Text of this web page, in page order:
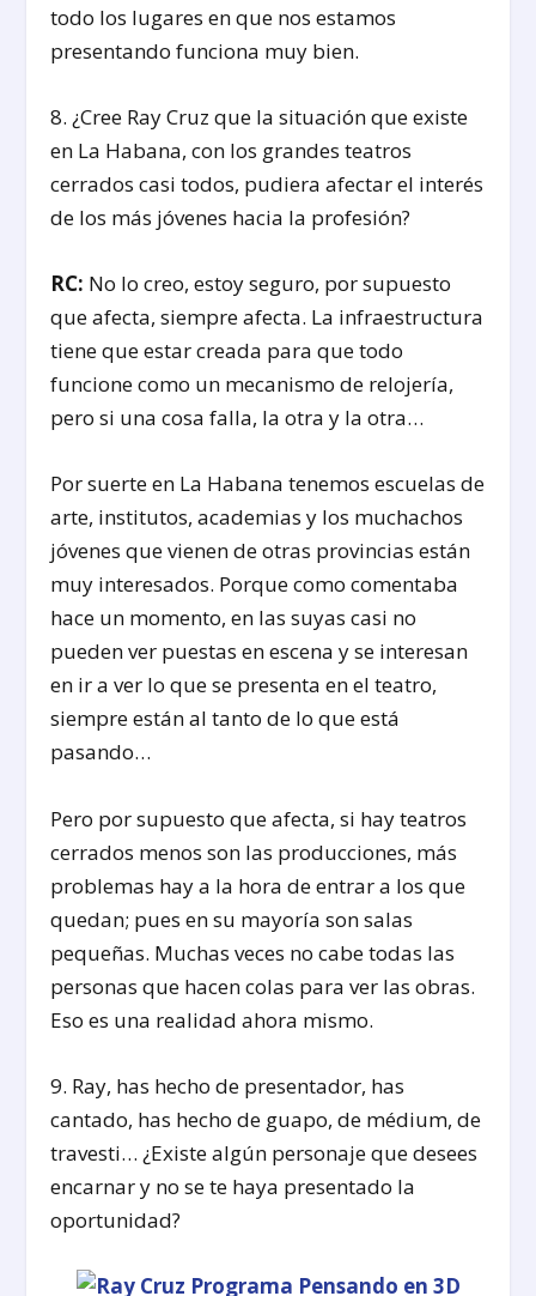
todo los lugares en que nos estamos
presentando funciona muy bien.
8. ¿Cree Ray Cruz que la situación que existe
en La Habana, con los grandes teatros
cerrados casi todos, pudiera afectar el interés
de los más jóvenes hacia la profesión?
RC: No lo creo, estoy seguro, por supuesto
que afecta, siempre afecta. La infraestructura
tiene que estar creada para que todo
funcione como un mecanismo de relojería,
pero si una cosa falla, la otra y la otra…
Por suerte en La Habana tenemos escuelas de
arte, institutos, academias y los muchachos
jóvenes que vienen de otras provincias están
muy interesados. Porque como comentaba
hace un momento, en las suyas casi no
pueden ver puestas en escena y se interesan
en ir a ver lo que se presenta en el teatro,
siempre están al tanto de lo que está
pasando…
Pero por supuesto que afecta, si hay teatros
cerrados menos son las producciones, más
problemas hay a la hora de entrar a los que
quedan; pues en su mayoría son salas
pequeñas. Muchas veces no cabe todas las
personas que hacen colas para ver las obras.
Eso es una realidad ahora mismo.
9. Ray, has hecho de presentador, has
cantado, has hecho de guapo, de médium, de
travesti… ¿Existe algún personaje que desees
encarnar y no se te haya presentado la
oportunidad?